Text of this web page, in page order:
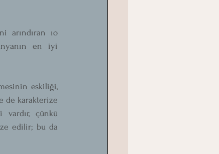
arındıran ıo
en iyi
eskiliği,
de karakterize
çünkü
edilir; bu da